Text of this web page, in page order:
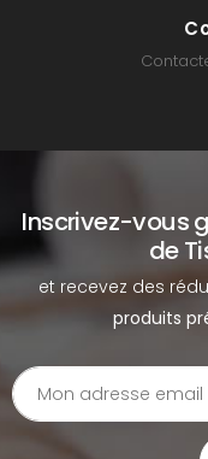
Inscrivez-vous
de
et recevez des
produits